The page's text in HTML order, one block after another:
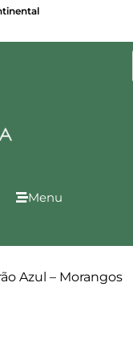
Menu
Azul – Morangos